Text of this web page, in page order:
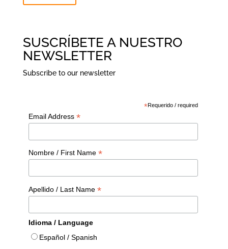
SUSCRÍBETE A NUESTRO
NEWSLETTER
Subscribe to our newsletter
*Requerido / required
Email Address *
Nombre / First Name *
Apellido / Last Name *
Idioma / Language
Español / Spanish